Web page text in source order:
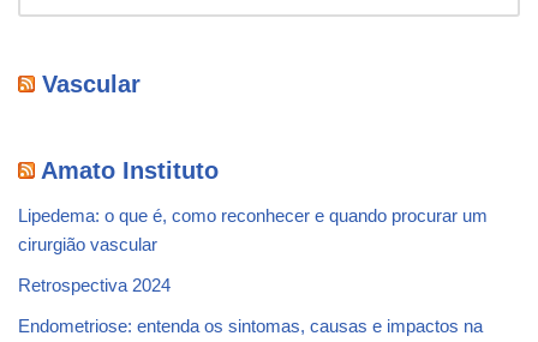
Vascular
Amato Instituto
Lipedema: o que é, como reconhecer e quando procurar um
cirurgião vascular
Retrospectiva 2024
Endometriose: entenda os sintomas, causas e impactos na